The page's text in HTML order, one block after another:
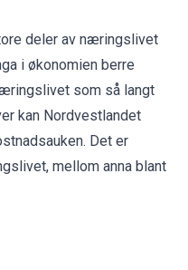
deler av næringslivet
i økonomien berre
som så langt
kan Nordvestlandet
Det er
mellom anna blant